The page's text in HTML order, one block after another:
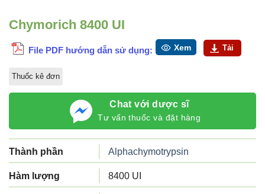
Chat với dược sĩ
Tư vấn thuốc và đặt hàng
Chymorich 8400 UI
File PDF hướng dẫn sử dụng: Xem Tải
Thuốc kê đơn
Thành phần Alphachymotrypsin
Hàm lượng 8400 UI